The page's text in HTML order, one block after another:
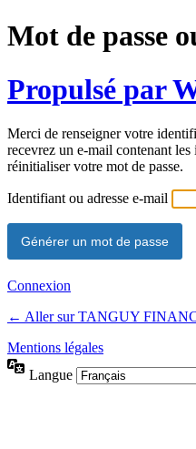
Mot de passe
Propulsé par
Merci de renseigner votre
recevrez un e-mail contenant
réinitialiser votre mot de passe.
Identifiant ou adresse e-mail
Connexion
← Aller sur TANGUY
Mentions légales
Langue